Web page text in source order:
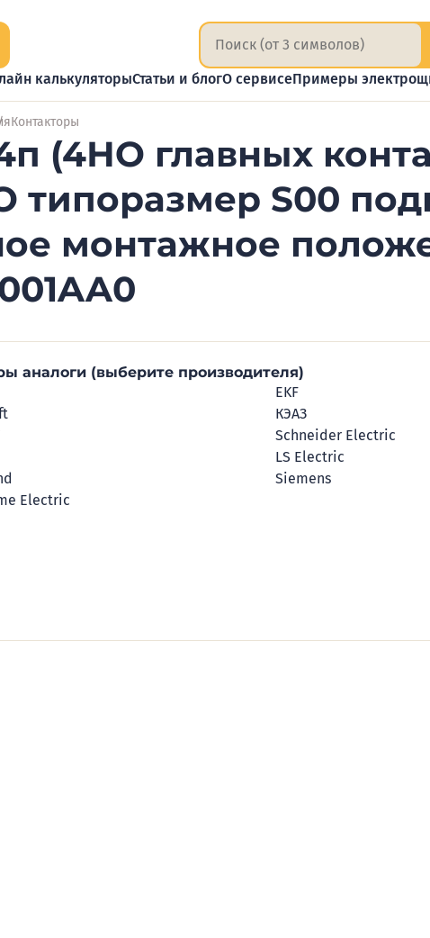
калькуляторыСтатьи и блогО сервисеПримеры
Контакторы
(4НО главных
типоразмер S00
монтажное
аналоги (выберите производителя)
EKF
КЭАЗ
Schneider Electric
LS Electric
Siemens
Electric